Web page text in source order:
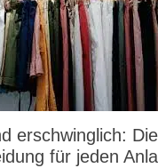
erschwinglich:
für jeden